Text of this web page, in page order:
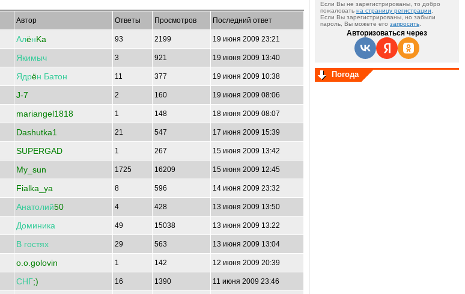
Автор Ответы Просмотров Последний ответ
АлёнKa 93 2199 19 июня 2009 23:21
Якимыч 3 921 19 июня 2009 13:40
Ядрён Батон 11 377 19 июня 2009 10:38
J-7 2 160 19 июня 2009 08:06
mariangel1818 1 148 18 июня 2009 08:07
Dashutka1 21 547 17 июня 2009 15:39
SUPERGAD 1 267 15 июня 2009 13:42
My_sun 1725 16209 15 июня 2009 12:45
Fialka_ya 8 596 14 июня 2009 23:32
Анатолий50 4 428 13 июня 2009 13:50
Доминика 49 15038 13 июня 2009 13:22
В гостях 29 563 13 июня 2009 13:04
o.o.golovin 1 142 12 июня 2009 20:39
СНГ;) 16 1390 11 июня 2009 23:46
Если Вы не зарегистрированы, то добро
пожаловать на страницу регистрации
Если Вы зарегистрированы, но забыли
пароль, Вы можете его запросить
Авторизоваться через
Погода